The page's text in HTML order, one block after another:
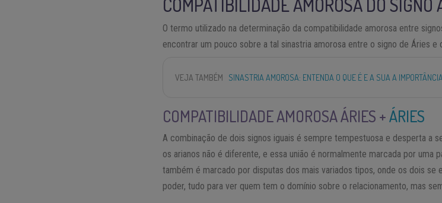
O termo utilizado na determinação da compatibilidade amorosa entre
encontrar um pouco sobre a tal sinastria amorosa entre o signo de Áries e
VEJA TAMBÉM SINASTRIA AMOROSA: ENTENDA O QUE É E A SUA A
COMPATIBILIDADE AMOROSA ÁRIES +ÁRIES
A combinação de dois signos iguais é sempre tempestuosa e desperta a
os arianos não é diferente, e essa união é normalmente marcada por uma
também é marcado por disputas dos mais variados tipos, onde os dois se
poder, tudo para ver quem tem o domínio sobre o relacionamento, mas